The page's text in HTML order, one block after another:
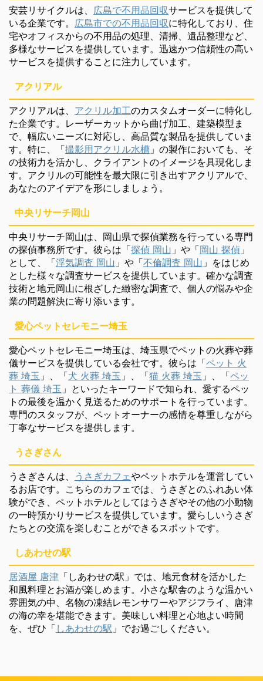
安芸リサイクルは、 広島で不用品回収サービスを提供して
いる企業です。 広島市での不用品回収に特化しており、住
宅やオフィスからの不用品の処理、清掃、遺品整理など、
多様なサービスを提供しています。迅速かつ信頼性の高い
サービスを提供することに注力しています。
アクリアル
アクリアルは、 アクリル加工のカスタムオーダーに特化し
た企業です。レーザーカットから曲げ加工、建築模型ま
で、幅広いニーズに対応し、高品質な製品を提供していま
す。特に、「撮影用アクリル水槽 」の製作においても、そ
の技術力を活かし、クライアントのイメージを具現化しま
す。アクリルの可能性を最大限に引き出すアクリアルで、
あなたのアイデアを形にしましょう。
中央リサーチ岡山
中央リサーチ岡山は、岡山県で探偵業務を行っている専門
の探偵事務所です。彼らは「探偵 岡山 」や「岡山 探偵 」
として、「浮気調査 岡山 」や「不倫調査 岡山 」をはじめ
とした様々な調査サービスを提供しています。確かな調査
技術と地元岡山に根ざした緻密な調査で、個人の悩みや企
業の問題解決に寄り添います。
愛心ペットセレモニー埼玉
愛心ペットセレモニー埼玉は、埼玉県でペットの火葬や葬
儀サービスを提供している会社です。彼らは「ペット 火
葬 埼玉 」、「犬 火葬 埼玉 」、「猫 火葬 埼玉 」、「ペッ
ト 葬儀 埼玉 」といったキーワードで知られ、愛するペッ
トの最後を温かく見送るためのサポートを行っています。
専門のスタッフが、ペットオーナーの感情を尊重しながら
丁寧なサービスを提供します。
うさぎさん
うさぎさんは、 うさぎカフェやペットホテルを運営してい
るお店です。こちらのカフェでは、うさぎとのふれあい体
験ができ、ペットホテルとしてはうさぎやその他の小動物
の一時預かりサービスを提供しています。愛らしいうさぎ
たちとの交流を楽しむことができるスポットです。
しあわせの駅
居酒屋 唐津 「しあわせの駅」では、地元食材を活かした
和風料理とお酒が楽しめます。小さな駅舎のような温かい
雰囲気の中、名物の凍結レモンサワーやアジフライ、唐津
の海の幸を堪能できます。美味しい料理と心地よい時間
を、ぜひ「 しあわせの駅 」でお過ごしください。